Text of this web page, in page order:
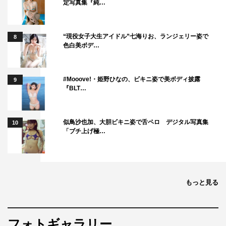
定写真集『純…
8
“現役女子大生アイドル”七海りお、ランジェリー姿で
色白美ボデ…
9
#Mooove!・姫野ひなの、ビキニ姿で美ボディ披露
『BLT…
10
似鳥沙也加、大胆ビキニ姿で舌ペロ デジタル写真集
「ブチ上げ極…
もっと見る